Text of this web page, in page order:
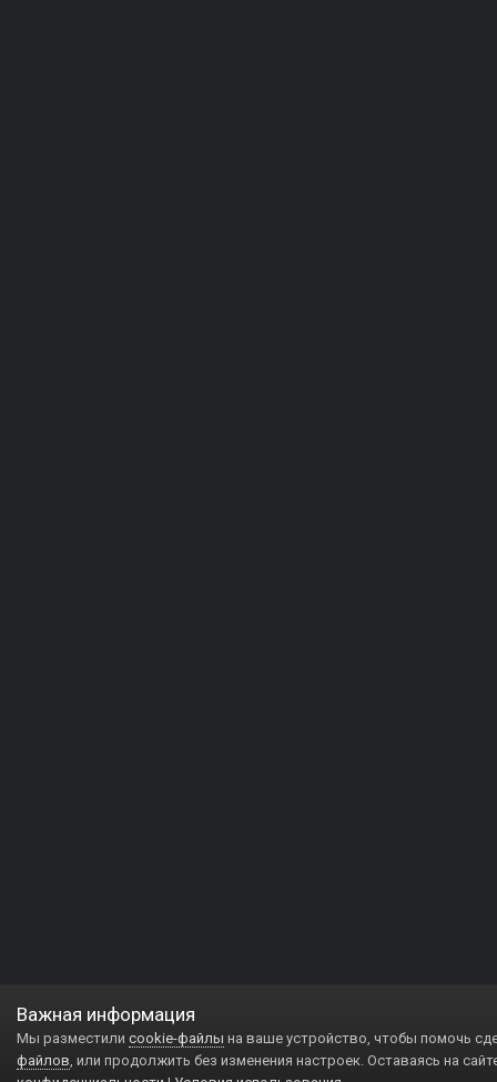
Важная информация
Мы разместили cookie-файлы на ваше устройство, чтобы помочь
файлов, или продолжить без изменения настроек. Оставаясь на